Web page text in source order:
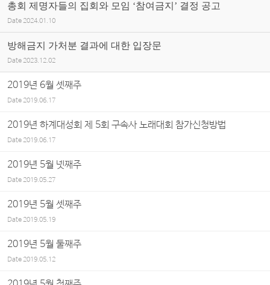
총회 제명자들의 집회와 모임 ‘참여금지’ 결정 공고
Date 2024.01.10
방해금지 가처분 결과에 대한 입장문
Date 2023.12.02
2019년 6월 셋째주
Date2019.06.17
2019년 하계대성회 제 5회 구속사 노래대회 참가신청방법
Date2019.06.17
2019년 5월 넷째주
Date2019.05.27
2019년 5월 셋째주
Date2019.05.19
2019년 5월 둘째주
Date2019.05.12